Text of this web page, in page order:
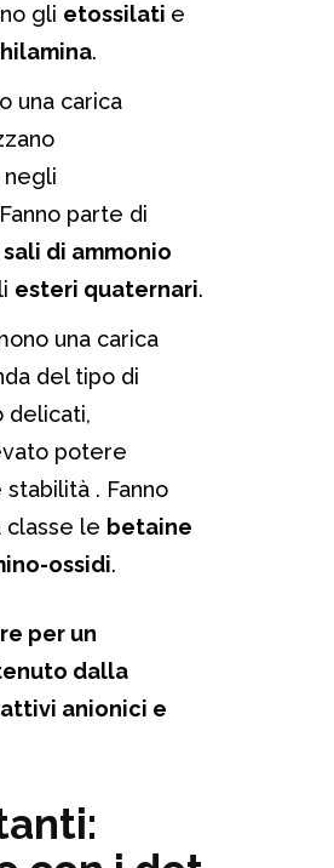
gli etossilati e
.
una carica
parte di
sali di ammonio
esteri quaternari.
una carica
del tipo di
delicati,
potere
. Fanno
classe le betaine
ossidi.
per un
dalla
anionici e